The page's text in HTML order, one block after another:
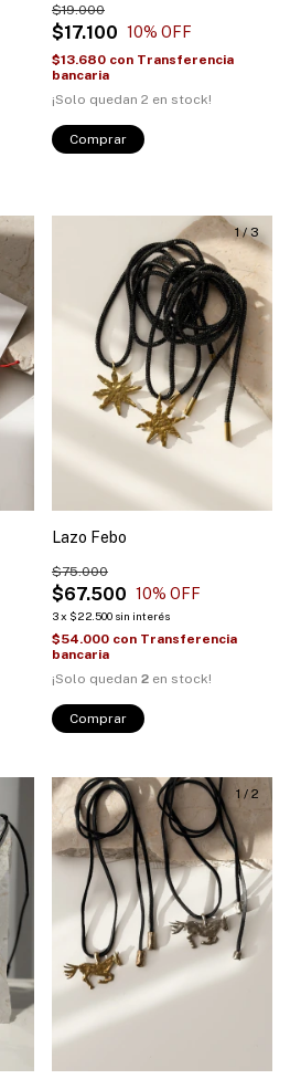
$17.100
$19.000
10% OFF
$13.680 con Transferencia
bancaria
¡Solo quedan 2 en stock!
1/3
Lazo Febo
$67.500
$75.000
10% OFF
3x $22.500 sin interés
$54.000 con Transferencia
bancaria
¡Solo quedan 2 en stock!
Comprar
1/ 2